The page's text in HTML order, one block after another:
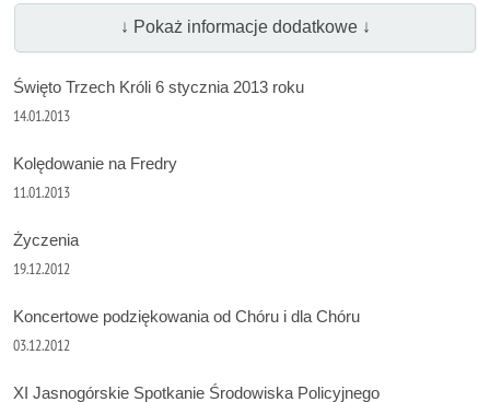
↓ Pokaż informacje dodatkowe ↓
Święto Trzech Króli 6 stycznia 2013 roku
14.01.2013
Kolędowanie na Fredry
11.01.2013
Życzenia
19.12.2012
Koncertowe podziękowania od Chóru i dla Chóru
03.12.2012
XI Jasnogórskie Spotkanie Środowiska Policyjnego